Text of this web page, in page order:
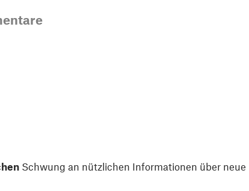
Schwung an nützlichen Informationen über